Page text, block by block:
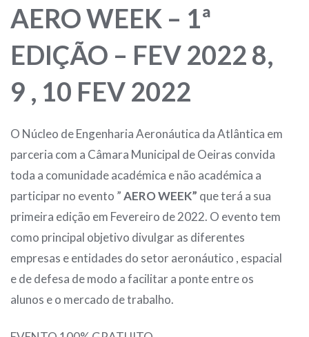
AERO WEEK – 1ª
EDIÇÃO – FEV 2022 8,
9 , 10 FEV 2022
O Núcleo de Engenharia Aeronáutica da Atlântica em
parceria com a Câmara Municipal de Oeiras convida
toda a comunidade académica e não académica a
participar no evento ”AERO WEEK” que terá a sua
primeira edição em Fevereiro de 2022. O evento tem
como principal objetivo divulgar as diferentes
empresas e entidades do setor aeronáutico , espacial
e de defesa de modo a facilitar a ponte entre os
alunos e o mercado de trabalho.